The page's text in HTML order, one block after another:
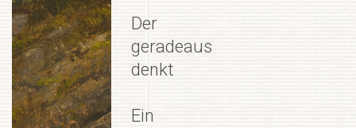
Der
geradeaus
denkt
Ein